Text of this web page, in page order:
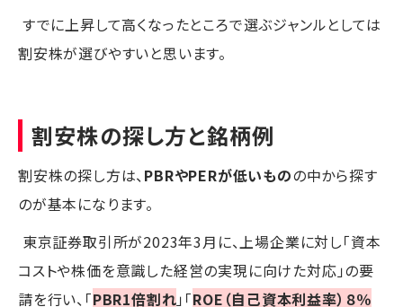
すでに上昇して高くなったところで選ぶジャンルとしては
割安株が選びやすいと思います。
割安株の探し方と銘柄例
割安株の探し方は、 PBRやPERが低いものの中から探す
のが基本になります。
東京証券取引所が2023年3月に、上場企業に対し「資本
コストや株価を意識した経営の実現に向けた対応」の要
請を行い、「PBR1倍割れ」「ROE（自己資本利益率）８％